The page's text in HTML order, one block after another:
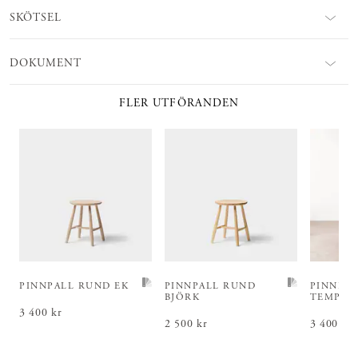
SKÖTSEL
DOKUMENT
FLER UTFÖRANDEN
PINNPALL RUND EK
Pris:3 400 kr
3 400 kr
PINNPALL RUND
BJÖRK
Pris:2 500 kr
2 500 kr Pris:3
3 400 kr